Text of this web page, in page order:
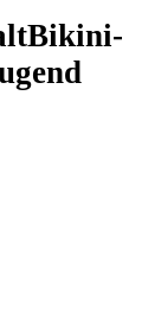
Bikini-